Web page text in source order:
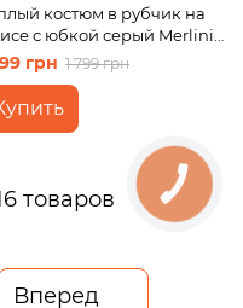
костюм в рубчик на
с юбкой серый Merlini
100001343 размер 2XL-
(50-52)
грн 1 799 грн
товаров
Вперед